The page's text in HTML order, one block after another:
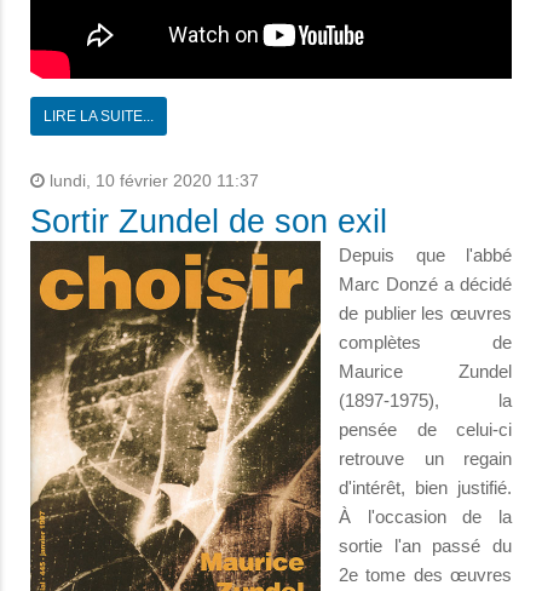
LIRE LA SUITE...
lundi, 10 février 2020 11:37
Sortir Zundel de son exil
Depuis que l'abbé
Marc Donzé a décidé
de publier les œuvres
complètes de
Maurice Zundel
(1897-1975), la
pensée de celui-ci
retrouve un regain
d'intérêt, bien justifié.
À l'occasion de la
sortie l'an passé du
2e tome des œuvres